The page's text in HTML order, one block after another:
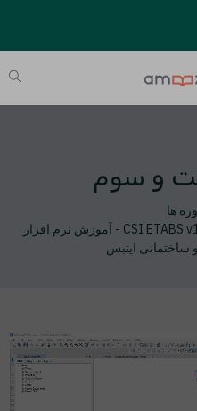
و سوم
ها
دوره آموزشی CSI ETABS v19 for Beginners - آموزش نرم افزار
ایتبس